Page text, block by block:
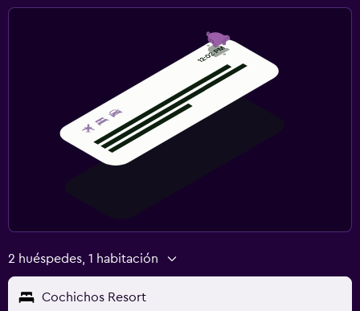
2 huéspedes, 1 habitación
Cochichos Resort